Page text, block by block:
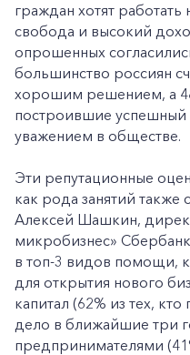
граждан хотят
свобода и высокий
опрошенных
большинство россиян
хорошим решением, а
построившие успешный
уважением в обществе.
Эти репутационные
как рода занятий также
Алексей Шашкин,
микробизнес»
в топ-3 видов помощи,
для открытия нового
капитал (62% из тех,
дело в ближайшие три
предпринимателями